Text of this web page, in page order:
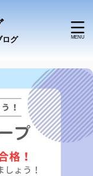
ログ